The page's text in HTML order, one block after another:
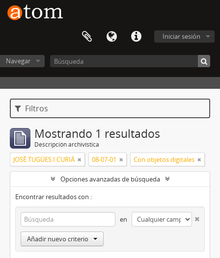
Iniciar sesión
Navegar
Filtros
Mostrando 1 resultados
Descripción archivística
JOSÉ TUGÚES I CURIÁ 08-07-01 Con objetos digitales
Opciones avanzadas de búsqueda
Encontrar resultados con :
en
Añadir nuevo criterio